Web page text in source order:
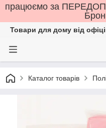
працюємо за
Товари для дому від
Каталог товарів